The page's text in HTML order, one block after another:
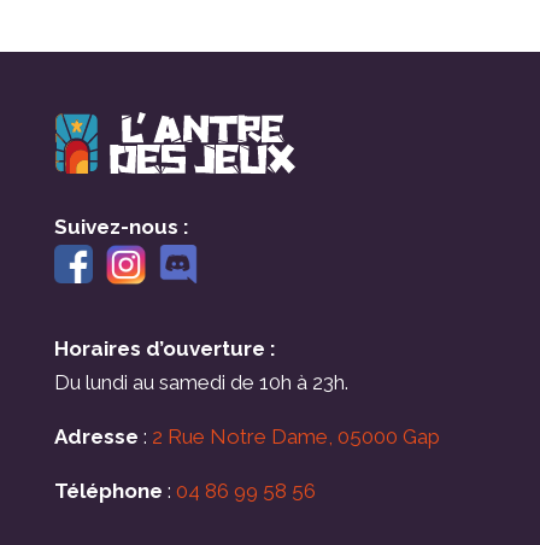
Suivez-nous :
Horaires d’ouverture :
Du lundi au samedi de 10h à 23h.
Adresse : 2 Rue Notre Dame, 05000 Gap
Téléphone : 04 86 99 58 56